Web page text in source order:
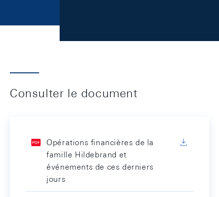
Consulter le document
Opérations financières de la
famille Hildebrand et
événements de ces derniers
jours